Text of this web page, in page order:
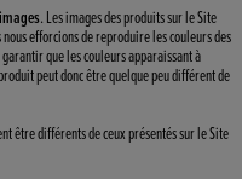
. Les images des produits sur le Site
efforcions de reproduire les couleurs des
que les couleurs apparaissant à
peut donc être quelque peu différent de
être différents de ceux présentés sur le Site